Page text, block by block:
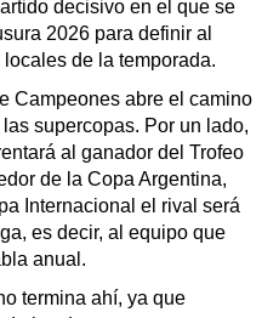
decisivo en el que se
2026 para definir al
de la temporada.
Campeones abre el camino
supercopas. Por un lado,
al ganador del Trofeo
de la Copa Argentina,
Internacional el rival será
es decir, al equipo que
anual.
termina ahí, ya que